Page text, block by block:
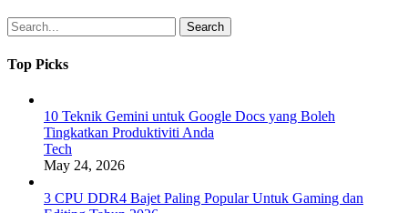
Search
Top Picks
10 Teknik Gemini untuk Google Docs yang Boleh
Tingkatkan Produktiviti Anda
Tech
May 24, 2026
3 CPU DDR4 Bajet Paling Popular Untuk Gaming dan